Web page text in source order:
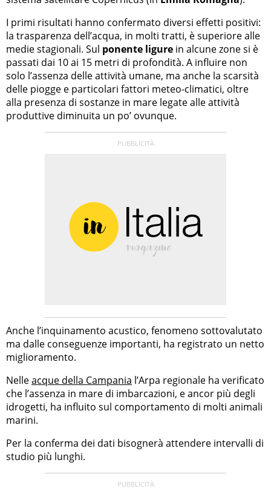
I primi risultati hanno confermato diversi effetti positivi:
la trasparenza dell’acqua, in molti tratti, è superiore alle
medie stagionali. Sul ponente ligure in alcune zone si è
passati dai 10 ai 15 metri di profondità. A influire non
solo l’assenza delle attività umane, ma anche la scarsità
delle piogge e particolari fattori meteo-climatici, oltre
alla presenza di sostanze in mare legate alle attività
produttive diminuita un po’ ovunque.
Anche l’inquinamento acustico, fenomeno sottovalutato
ma dalle conseguenze importanti, ha registrato un netto
miglioramento.
Nelleacque della Campania l’Arpa regionale ha verificato
che l’assenza in mare di imbarcazioni, e ancor più degli
idrogetti, ha influito sul comportamento di molti animali
marini.
Per la conferma dei dati bisognerà attendere intervalli di
studio più lunghi.